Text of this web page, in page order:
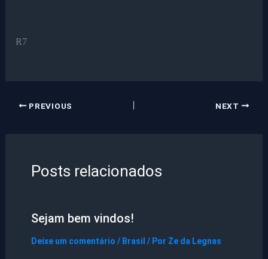
R7
PREVIOUS NEXT
Posts relacionados
Sejam bem vindos!
Deixe um comentário / Brasil / Por Ze da Legnas